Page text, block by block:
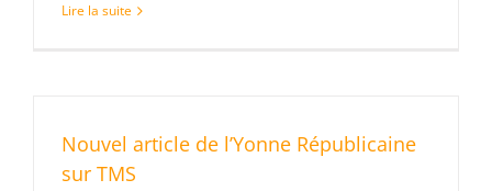
Lire la suite
Nouvel article de l’Yonne Républicaine
sur TMS